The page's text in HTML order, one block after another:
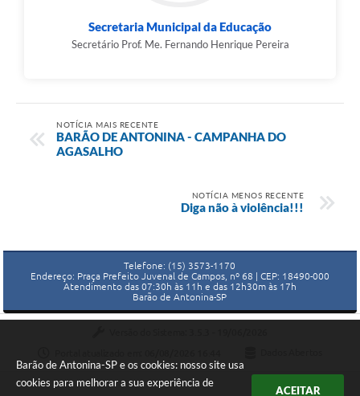
Barão de Antonina-SP e os cookies: nosso site usa
cookies para melhorar a sua experiência de
ACEITAR
Secretaria Municipal da Educação
Secretário Prof. Me. Fernando Henrique Pereira
NOTÍCIA MAIS RECENTE
BARÃO DE ANTONINA - CAMPANHA DO
AGASALHO
NOTÍCIA MENOS RECENTE
Diga não à violência!!!
Telefone: (15) 3573-1170
Endereço: Praça Prefeito Juvenal de Campos, nº 68 | CEP: 18490-000
Atendimento das 07:30h às 11h e das 12h30m às 17h
Barão de Antonina-SP